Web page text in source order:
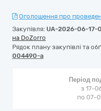
Оголошення про
Закупівля: UA-2026-06-17-
на DoZorro
Рядок плану закупівлі та
004490-a
Період
з 17-
по 07-